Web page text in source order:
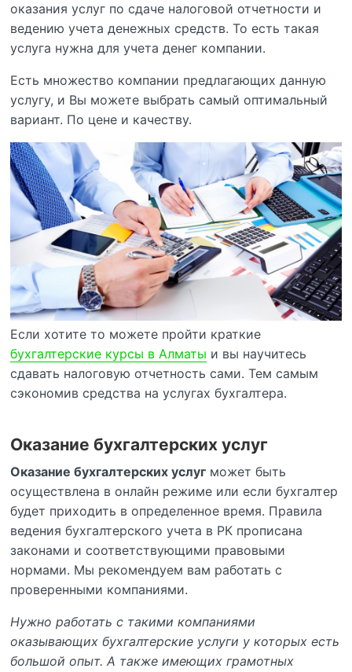
оказания услуг по сдаче налоговой отчетности и
ведению учета денежных средств. То есть такая
услуга нужна для учета денег компании.
Есть множество компании предлагающих данную
услугу, и Вы можете выбрать самый оптимальный
вариант. По цене и качеству.
Если хотите то можете пройти краткие
бухгалтерские курсы в Алматы и вы научитесь
сдавать налоговую отчетность сами. Тем самым
сэкономив средства на услугах бухгалтера.
Оказание бухгалтерских услуг
Оказание бухгалтерских услуг может быть
осуществлена в онлайн режиме или если бухгалтер
будет приходить в определенное время. Правила
ведения бухгалтерского учета в РК прописана
законами и соответствующими правовыми
нормами. Мы рекомендуем вам работать с
проверенными компаниями.
Нужно работать с такими компаниями
оказывающих бухгалтерские услуги у которых есть
большой опыт. А также имеющих грамотных